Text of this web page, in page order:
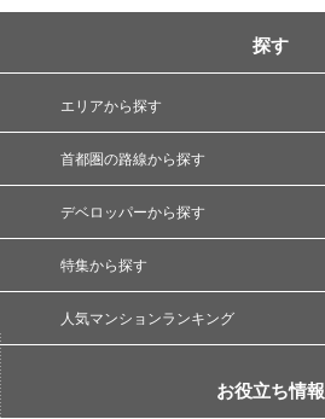
探す
エリアから探す
首都圏の路線から探す
デベロッパーから探す
特集から探す
人気マンションランキング
お役立ち情報